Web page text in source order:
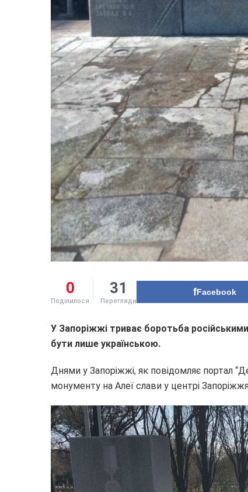
0
Поділилося
31
Перегляди
Facebook
У Запоріжжі триває боротьба
бути лише українською.
Днями у Запоріжжі, як повідомляє портал
монументу на Алеї слави у центрі